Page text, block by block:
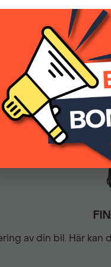
Automatisk
av din bil. Här kan